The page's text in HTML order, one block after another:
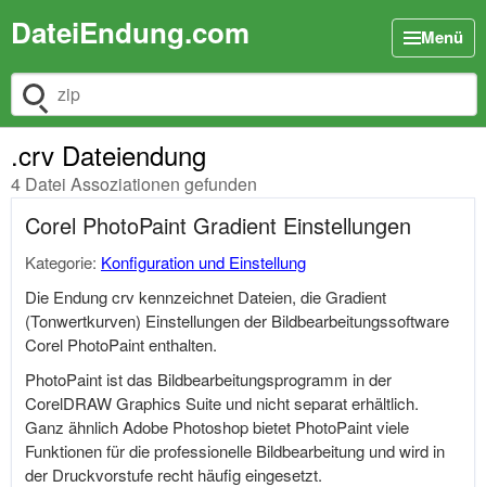
DateiEndung.com Menü
Dateiendung suchen
.crv Dateiendung
4 Datei Assoziationen gefunden
Corel PhotoPaint Gradient Einstellungen
Kategorie: Konfiguration und Einstellung
Die Endung crv kennzeichnet Dateien, die Gradient
(Tonwertkurven) Einstellungen der Bildbearbeitungssoftware
Corel PhotoPaint enthalten.
PhotoPaint ist das Bildbearbeitungsprogramm in der
CorelDRAW Graphics Suite und nicht separat erhältlich.
Ganz ähnlich Adobe Photoshop bietet PhotoPaint viele
Funktionen für die professionelle Bildbearbeitung und wird in
der Druckvorstufe recht häufig eingesetzt.